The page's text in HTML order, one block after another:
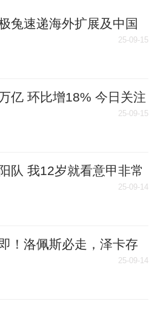
兔速递海外扩展及中国
25-09-15
亿 环比增18% 今日关注
25-09-15
队 我12岁就看意甲非常
25-09-14
！洛佩斯必走，泽卡存
25-09-14